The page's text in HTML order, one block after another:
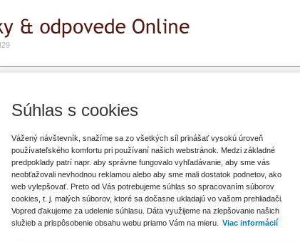
(faktúra obsahuje všetky potrebnú údaje IČO, DIČ, IČ DPH, ...), a
účely, t.j. na nepodnikateľské. Je daná faktúra daňovo uznateľná a
Súhlas s cookies
Vážený návštevník, snažíme sa zo všetkých síl prinášať vysokú úroveň
používateľského komfortu pri používaní našich webstránok. Medzi základné
predpoklady patrí napr. aby správne fungovalo vyhľadávanie, aby sme vás
neobťažovali nevhodnou reklamou alebo aby sme mali dostatok podnetov, ako
web vylepšovať. Preto od Vás potrebujeme súhlas so spracovaním súborov
cookies, t. j. malých súborov, ktoré sa dočasne ukladajú vo vašom prehliadači.
Vopred ďakujeme za udelenie súhlasu. Dáta využijeme na zlepšovanie našich
služieb a prispôsobenie obsahu webu priamo Vám na mieru.
Viac informácií